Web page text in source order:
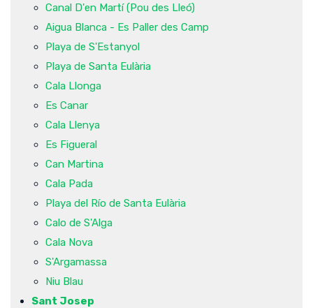
Canal D'en Martí (Pou des Lleó)
Aigua Blanca - Es Paller des Camp
Playa de S'Estanyol
Playa de Santa Eulària
Cala Llonga
Es Canar
Cala Llenya
Es Figueral
Can Martina
Cala Pada
Playa del Río de Santa Eulària
Calo de S'Alga
Cala Nova
S'Argamassa
Niu Blau
Sant Josep